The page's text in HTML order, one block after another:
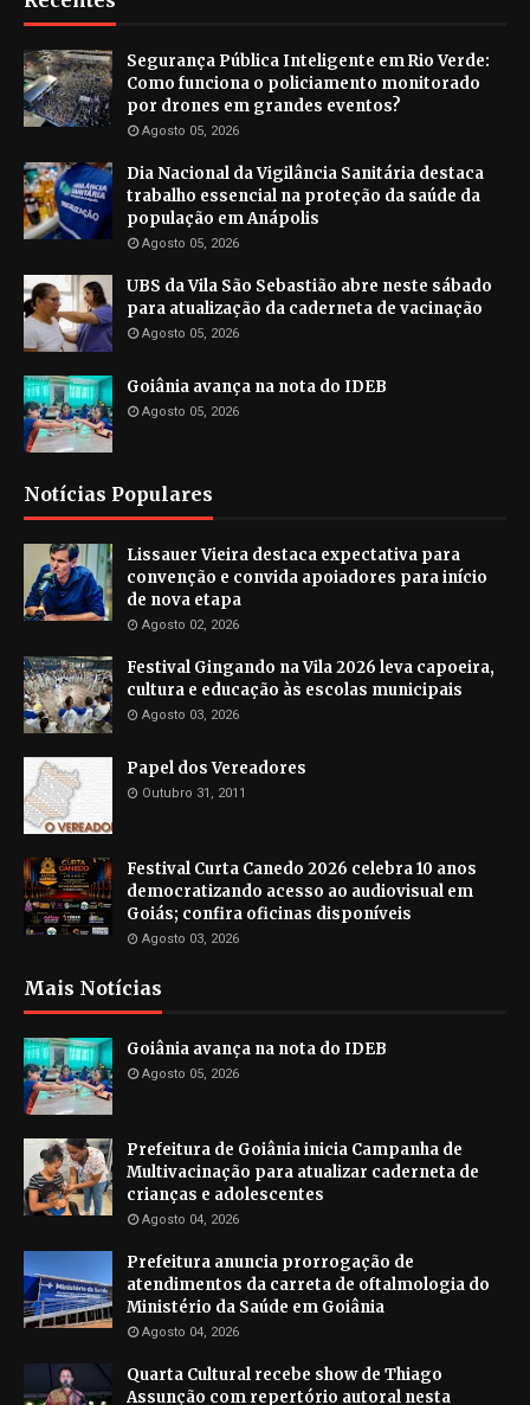
Segurança Pública Inteligente em Rio Verde:
Como funciona o policiamento monitorado
por drones em grandes eventos?
Agosto 05, 2026
Dia Nacional da Vigilância Sanitária destaca
trabalho essencial na proteção da saúde da
população em Anápolis
Agosto 05, 2026
UBS da Vila São Sebastião abre neste sábado
para atualização da caderneta de vacinação
Agosto 05, 2026
Goiânia avança na nota do IDEB
Agosto 05, 2026
Notícias Populares
Lissauer Vieira destaca expectativa para
convenção e convida apoiadores para início
de nova etapa
Agosto 02, 2026
Festival Gingando na Vila 2026 leva capoeira,
cultura e educação às escolas municipais
Agosto 03, 2026
Papel dos Vereadores
Outubro 31, 2011
Festival Curta Canedo 2026 celebra 10 anos
democratizando acesso ao audiovisual em
Goiás; confira oficinas disponíveis
Agosto 03, 2026
Mais Notícias
Goiânia avança na nota do IDEB
Agosto 05, 2026
Prefeitura de Goiânia inicia Campanha de
Multivacinação para atualizar caderneta de
crianças e adolescentes
Agosto 04, 2026
Prefeitura anuncia prorrogação de
atendimentos da carreta de oftalmologia do
Ministério da Saúde em Goiânia
Agosto 04, 2026
Quarta Cultural recebe show de Thiago
Assunção com repertório autoral nesta